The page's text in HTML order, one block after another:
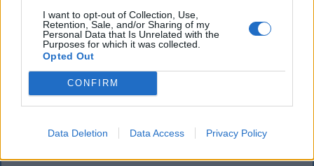
I want to opt-out of Collection, Use,
Retention, Sale, and/or Sharing of my
Personal Data that Is Unrelated with the
Purposes for which it was collected.
Opted Out
CONFIRM
Data Deletion Data Access Privacy Policy